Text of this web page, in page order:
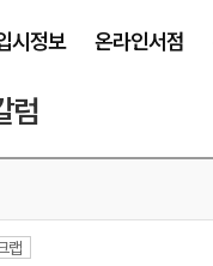
시정보 온라인서점
럼
랩